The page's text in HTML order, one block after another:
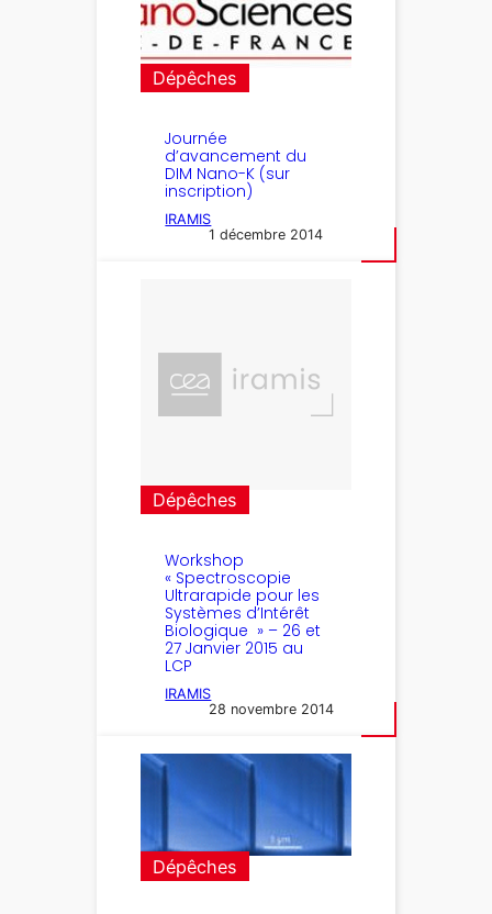
Dépêches
Journée
d’avancement du
DIM Nano-K (sur
inscription)
IRAMIS
1 décembre 2014
Dépêches
Workshop
« Spectroscopie
Ultrarapide pour les
Systèmes d’Intérêt
Biologique » – 26 et
27 Janvier 2015 au
LCP
IRAMIS
28 novembre 2014
Dépêches